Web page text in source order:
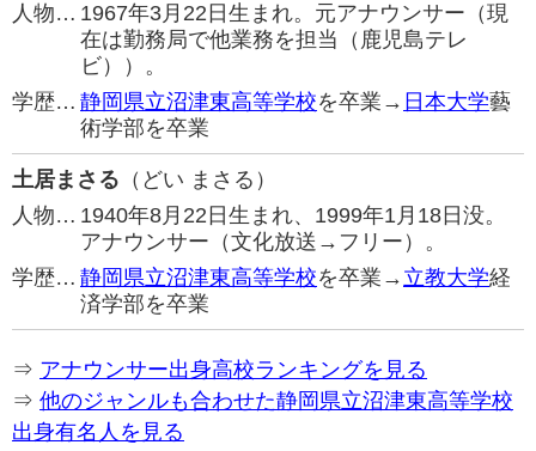
人物… 1967年3月22日生まれ。元アナウンサー（現
在は勤務局で他業務を担当（鹿児島テレ
ビ））。
学歴… 静岡県立沼津東高等学校を卒業→ 日本大学藝
術学部を卒業
土居まさる （どい まさる）
人物… 1940年8月22日生まれ、1999年1月18日没。
アナウンサー（文化放送→フリー）。
学歴… 静岡県立沼津東高等学校を卒業→ 立教大学経
済学部を卒業
⇒ アナウンサー出身高校ランキングを見る
⇒ 他のジャンルも合わせた静岡県立沼津東高等学校
出身有名人を見る